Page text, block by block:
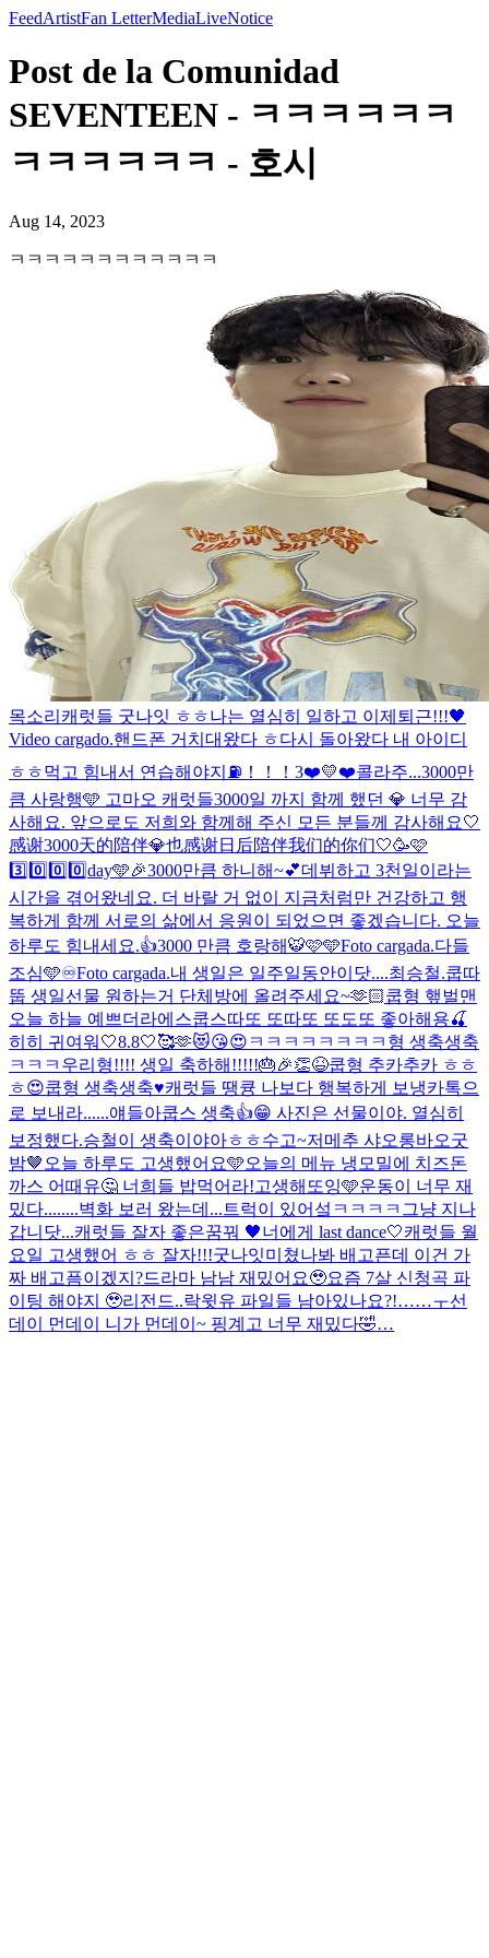
FeedArtistFan LetterMediaLiveNotice
Post de la Comunidad
SEVENTEEN - ㅋㅋㅋㅋㅋㅋ
ㅋㅋㅋㅋㅋㅋ - 호시
Aug 14, 2023
ㅋㅋㅋㅋㅋㅋㅋㅋㅋㅋㅋㅋ
목소리 캐럿들 굿나잇 ㅎㅎ나는 열심히 일하고 이제퇴근!!!🖤
Video cargado.핸드폰 거치대왔다 ㅎ다시 돌아왔다 내 아이디
ㅎㅎ먹고 힘내서 연습해야지⛽️！！！ 3❤️💛❤️콜라주...3000만
큼 사랑행🩵 고마오 캐럿들3000일 까지 함께 했던 💎 너무 감
사해요. 앞으로도 저희와 함께해 주신 모든 분들께 감사해요🤍
感谢3000天的陪伴💎也感谢日后陪伴我们的你们🤍🥳🩷
3️⃣0️⃣0️⃣0️⃣day🩵🎉3000만큼 하니해~💕데뷔하고 3천일이라는
시간을 겪어왔네요. 더 바랄 거 없이 지금처럼만 건강하고 행
복하게 함께 서로의 삶에서 응원이 되었으면 좋겠습니다. 오늘
하루도 힘내세요.👍3000 만큼 호랑해🐯🩷🩵Foto cargada.다들
조심🩵♾️Foto cargada.내 생일은 일주일동안이닷....최승철.쿱따
뚭 생일선물 원하는거 단체방에 올려주세요~🫶🏻쿱형 햎벌맨
오늘 하늘 예쁘더라에스쿱스따또 또따또 또도또 좋아해용🍒
히히 귀여워 🤍8.8🤍🥰🫶😻😘😍 ㅋㅋㅋㅋㅋㅋㅋㅋ형 생축생축
ㅋㅋㅋ 우리형!!!! 생일 축하해!!!!!🎂🎉👏😆쿱형 추카추카 ㅎㅎ
ㅎ😍쿱형 생축생축♥️캐럿들 땡큥 나보다 행복하게 보냉카톡으
로 보내라......얘들아쿱스 생축👍😁 사진은 선물이야. 열심히
보정했다.승철이 생축이야아ㅎㅎ수고~저메추 샤오롱바오굿
밤🤎 오늘 하루도 고생했어요🩵오늘의 메뉴 냉모밀에 치즈돈
까스 어때유🤔 너희들 밥먹어라!고생해또잉🩵운동이 너무 재
밌다........벽화 보러 왔는데...트럭이 있어섴ㅋㅋㅋㅋ그냥 지나
갑니닷...캐럿들 잘자 좋은꿈꿔 🖤너에게 last dance🤍캐럿들 월
요일 고생했어 ㅎㅎ 잘자!!!굿나잇미쳤나봐 배고픈데 이건 가
짜 배고픔이겠지?드라마 남남 재밌어요🥹요즘 7살 신청곡 파
이팅 해야지 🥹리전드..락윗유 파일들 남아있나요?!……ㅜ선
데이 먼데이 니가 먼데이~ 핑계고 너무 재밌다🤣…